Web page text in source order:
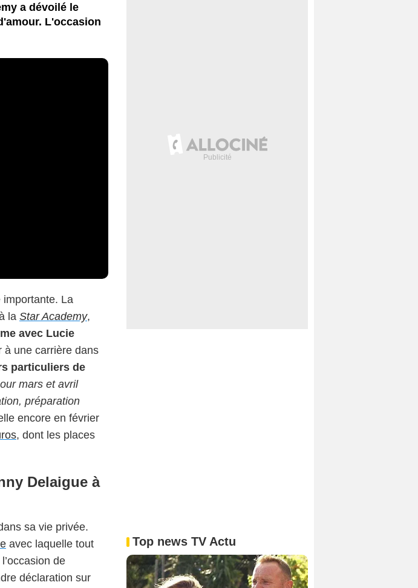
a dévoilé le
L'occasion
importante. La
la Star Academy,
avec Lucie
à une carrière dans
particuliers de
mars et avril
préparation
encore en février
, dont les places
Delaigue à
sa vie privée.
avec laquelle tout
de
déclaration sur
Top news TV Actu